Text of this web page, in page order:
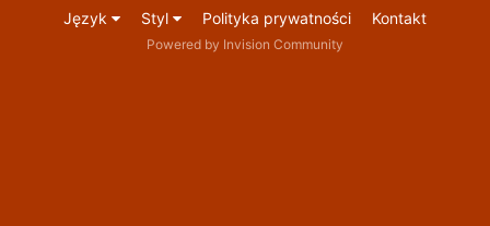
Język Styl Polityka prywatności Kontakt
Powered by Invision Community